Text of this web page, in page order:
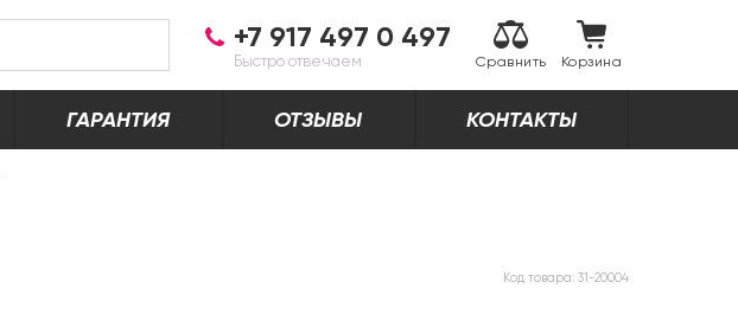
+7 917 497 0 497
Быстро отвечаем Сравнить Корзина
ГАРАНТИЯ ОТЗЫВЫ КОНТАКТЫ
Код товара: 31-20004